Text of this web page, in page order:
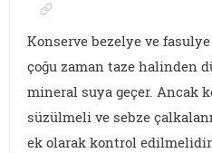
Konserve bezelye ve
çoğu zaman taze halinden
mineral suya geçer. Ancak
süzülmeli ve sebze
ek olarak kontrol